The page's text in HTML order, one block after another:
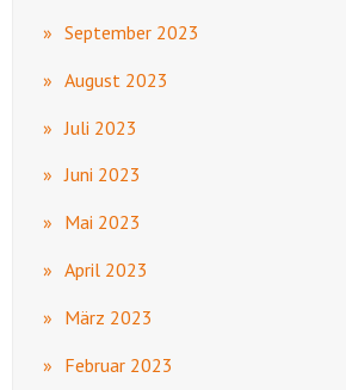
September 2023
August 2023
Juli 2023
Juni 2023
Mai 2023
April 2023
März 2023
Februar 2023